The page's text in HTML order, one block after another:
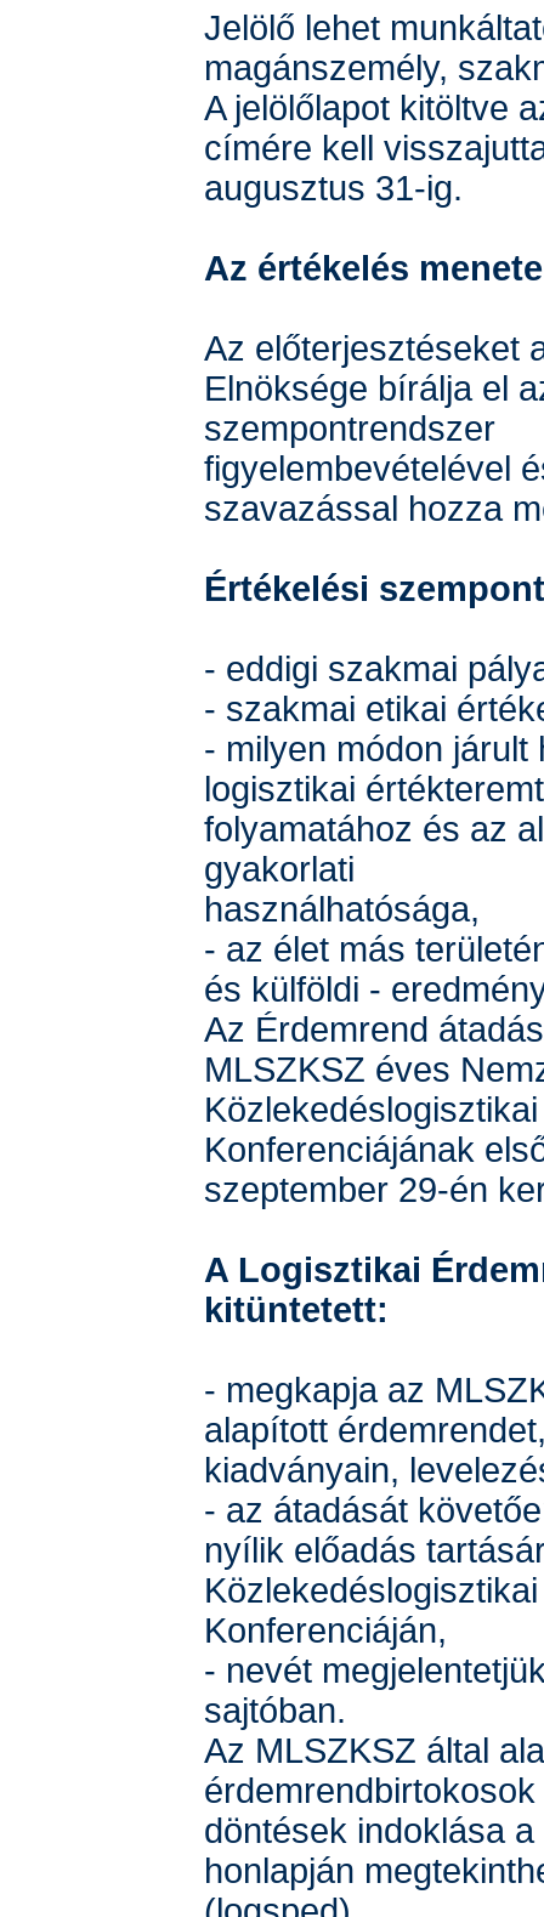
Jelölő lehet
magánszemély,
A jelölőlapot kitöltve
címére kell
augusztus 31-ig.
Az értékelés
Az előterjesztéseket
Elnöksége bírálja el
szempontrendszer
figyelembevételével
szavazással hozza
Értékelési
- eddigi szakmai
- szakmai etikai
- milyen módon járult
logisztikai
folyamatához és az
gyakorlati
használhatósága,
- az élet más
és külföldi -
Az Érdemrend
MLSZKSZ éves
Közlekedéslogisztikai
Konferenciájának
szeptember 29-én
A Logisztikai
kitüntetett:
- megkapja az
alapított
kiadványain,
- az átadását
nyílik előadás
Közlekedéslogisztikai
Konferenciáján,
- nevét
sajtóban.
Az MLSZKSZ által
döntések indoklása
honlapján